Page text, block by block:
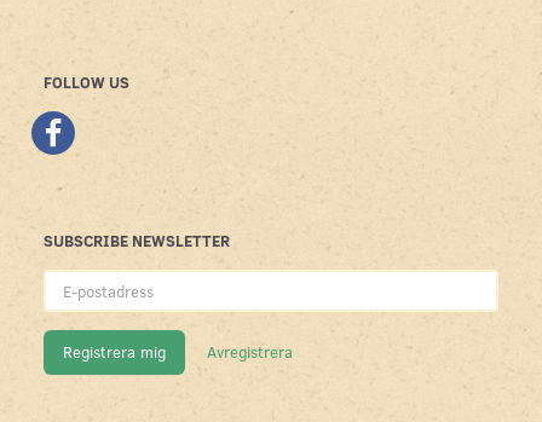
FOLLOW US
SUBSCRIBE NEWSLETTER
E-
postadress
Registrera mig Avregistrera